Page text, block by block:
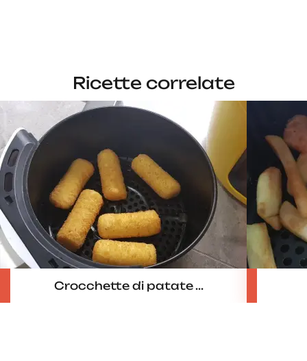
Ricette correlate
Crocchette di patate ...